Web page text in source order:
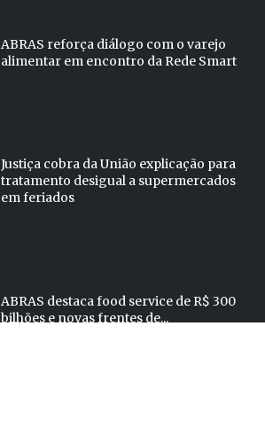
ABRAS reforça diálogo com o varejo
alimentar em encontro da Rede Smart
Justiça cobra da União explicação para
tratamento desigual a supermercados
em feriados
ABRAS destaca food service de R$ 300
bilhões e novas frentes de...